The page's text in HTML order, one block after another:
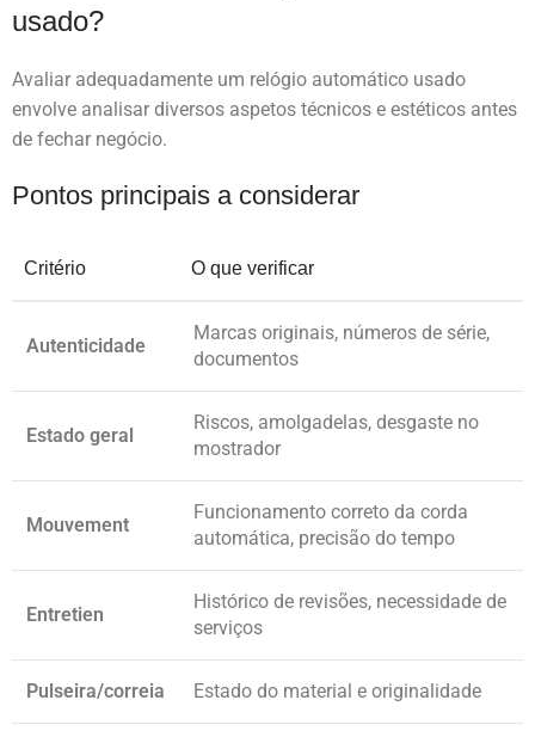
usado?
Avaliar adequadamente um relógio automático usado
envolve analisar diversos aspetos técnicos e estéticos antes
de fechar negócio.
Pontos principais a considerar
Critério O que verificar
Autenticidade
Marcas originais, números de série,
documentos
Estado geral
Riscos, amolgadelas, desgaste no
mostrador
Mouvement
Funcionamento correto da corda
automática, precisão do tempo
Entretien
Histórico de revisões, necessidade de
serviços
Pulseira/correia Estado do material e originalidade